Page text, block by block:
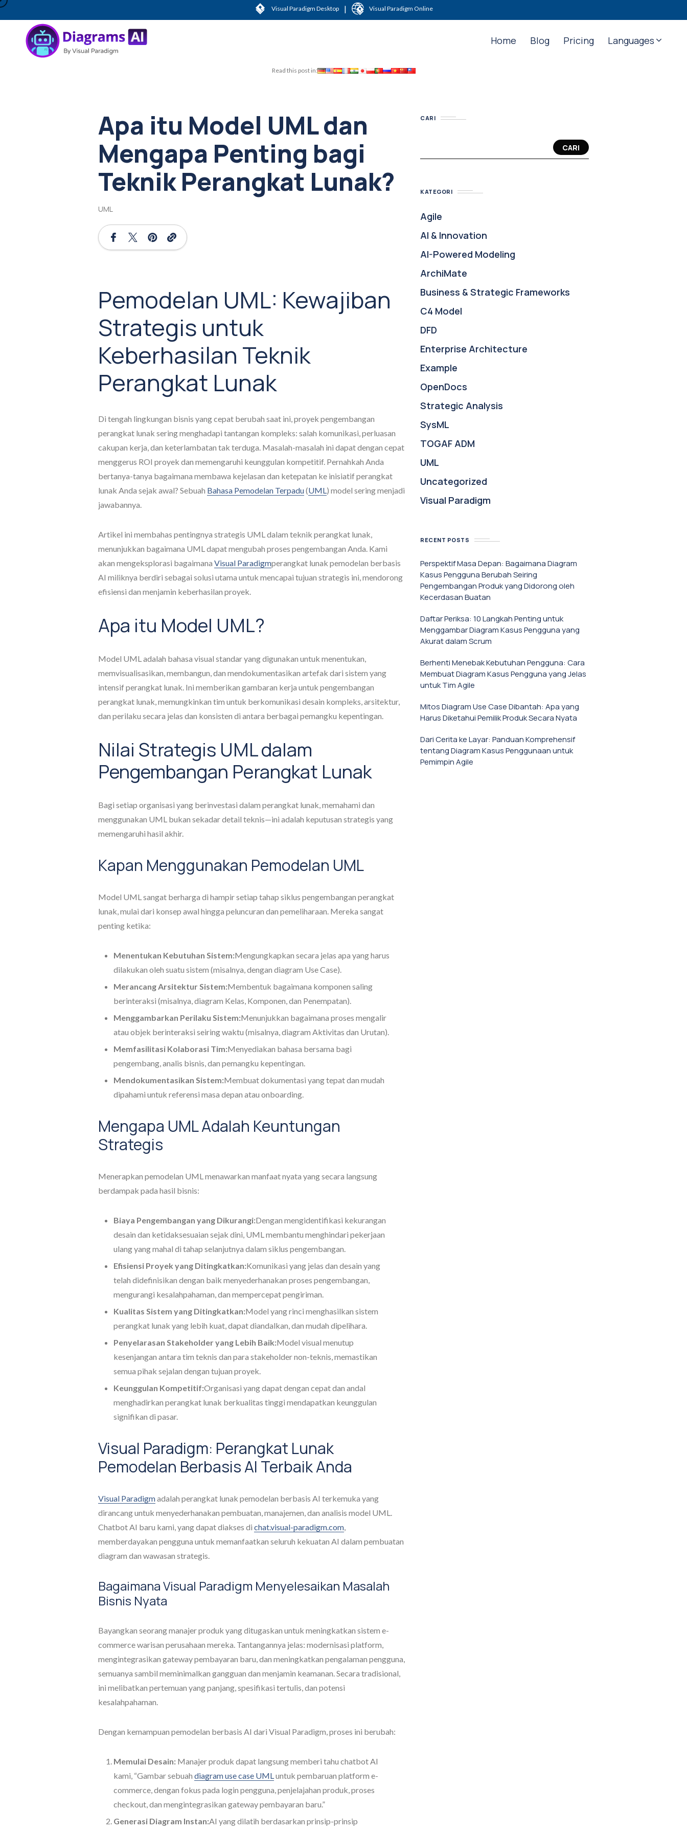
Visual Paradigm Desktop | Visual Paradigm Online
Home Blog Pricing Languages
Read this post in:
Apa itu Model UML dan
Mengapa Penting bagi
Teknik Perangkat Lunak?
UML
Pemodelan UML: Kewajiban
Strategis untuk
Keberhasilan Teknik
Perangkat Lunak
Di tengah lingkungan bisnis yang cepat berubah saat ini, proyek pengembangan
perangkat lunak sering menghadapi tantangan kompleks: salah komunikasi, perluasan
cakupan kerja, dan keterlambatan tak terduga. Masalah-masalah ini dapat dengan cepat
menggerus ROI proyek dan memengaruhi keunggulan kompetitif. Pernahkah Anda
bertanya-tanya bagaimana membawa kejelasan dan ketepatan ke inisiatif perangkat
lunak Anda sejak awal? Sebuah Bahasa Pemodelan Terpadu(UML) model sering menjadi
jawabannya.
Artikel ini membahas pentingnya strategis UML dalam teknik perangkat lunak,
menunjukkan bagaimana UML dapat mengubah proses pengembangan Anda. Kami
akan mengeksplorasi bagaimana Visual Paradigmperangkat lunak pemodelan berbasis
AI miliknya berdiri sebagai solusi utama untuk mencapai tujuan strategis ini, mendorong
efisiensi dan menjamin keberhasilan proyek.
Apa itu Model UML?
Model UML adalah bahasa visual standar yang digunakan untuk menentukan,
memvisualisasikan, membangun, dan mendokumentasikan artefak dari sistem yang
intensif perangkat lunak. Ini memberikan gambaran kerja untuk pengembangan
perangkat lunak, memungkinkan tim untuk berkomunikasi desain kompleks, arsitektur,
dan perilaku secara jelas dan konsisten di antara berbagai pemangku kepentingan.
Nilai Strategis UML dalam
Pengembangan Perangkat Lunak
Bagi setiap organisasi yang berinvestasi dalam perangkat lunak, memahami dan
menggunakan UML bukan sekadar detail teknis—ini adalah keputusan strategis yang
memengaruhi hasil akhir.
Kapan Menggunakan Pemodelan UML
Model UML sangat berharga di hampir setiap tahap siklus pengembangan perangkat
lunak, mulai dari konsep awal hingga peluncuran dan pemeliharaan. Mereka sangat
penting ketika:
Menentukan Kebutuhan Sistem:Mengungkapkan secara jelas apa yang harus
dilakukan oleh suatu sistem (misalnya, dengan diagram Use Case).
Merancang Arsitektur Sistem:Membentuk bagaimana komponen saling
berinteraksi (misalnya, diagram Kelas, Komponen, dan Penempatan).
Menggambarkan Perilaku Sistem:Menunjukkan bagaimana proses mengalir
atau objek berinteraksi seiring waktu (misalnya, diagram Aktivitas dan Urutan).
Memfasilitasi Kolaborasi Tim:Menyediakan bahasa bersama bagi
pengembang, analis bisnis, dan pemangku kepentingan.
Mendokumentasikan Sistem:Membuat dokumentasi yang tepat dan mudah
dipahami untuk referensi masa depan atau onboarding.
Mengapa UML Adalah Keuntungan
Strategis
Menerapkan pemodelan UML menawarkan manfaat nyata yang secara langsung
berdampak pada hasil bisnis:
Biaya Pengembangan yang Dikurangi:Dengan mengidentifikasi kekurangan
desain dan ketidaksesuaian sejak dini, UML membantu menghindari pekerjaan
ulang yang mahal di tahap selanjutnya dalam siklus pengembangan.
Efisiensi Proyek yang Ditingkatkan:Komunikasi yang jelas dan desain yang
telah didefinisikan dengan baik menyederhanakan proses pengembangan,
mengurangi kesalahpahaman, dan mempercepat pengiriman.
Kualitas Sistem yang Ditingkatkan:Model yang rinci menghasilkan sistem
perangkat lunak yang lebih kuat, dapat diandalkan, dan mudah dipelihara.
Penyelarasan Stakeholder yang Lebih Baik:Model visual menutup
kesenjangan antara tim teknis dan para stakeholder non-teknis, memastikan
semua pihak sejalan dengan tujuan proyek.
Keunggulan Kompetitif:Organisasi yang dapat dengan cepat dan andal
menghadirkan perangkat lunak berkualitas tinggi mendapatkan keunggulan
signifikan di pasar.
Visual Paradigm: Perangkat Lunak
Pemodelan Berbasis AI Terbaik Anda
Visual Paradigmadalah perangkat lunak pemodelan berbasis AI terkemuka yang
dirancang untuk menyederhanakan pembuatan, manajemen, dan analisis model UML.
Chatbot AI baru kami, yang dapat diakses di chat.visual-paradigm.com,
memberdayakan pengguna untuk memanfaatkan seluruh kekuatan AI dalam pembuatan
diagram dan wawasan strategis.
Bagaimana Visual Paradigm Menyelesaikan Masalah
Bisnis Nyata
Bayangkan seorang manajer produk yang ditugaskan untuk meningkatkan sistem e-
commerce warisan perusahaan mereka. Tantangannya jelas: modernisasi platform,
mengintegrasikan gateway pembayaran baru, dan meningkatkan pengalaman pengguna,
semuanya sambil meminimalkan gangguan dan menjamin keamanan. Secara tradisional,
ini melibatkan pertemuan yang panjang, spesifikasi tertulis, dan potensi
kesalahpahaman.
Dengan kemampuan pemodelan berbasis AI dari Visual Paradigm, proses ini berubah:
Memulai Desain: Manajer produk dapat langsung memberi tahu chatbot AI
kami, “Gambar sebuah diagram use case UMLuntuk pembaruan platform e-
commerce, dengan fokus pada login pengguna, penjelajahan produk, proses
checkout, dan mengintegrasikan gateway pembayaran baru.”
Generasi Diagram Instan:AI yang dilatih berdasarkan prinsip-prinsip
CARI
CARI
KATEGORI
Agile
AI & Innovation
AI-Powered Modeling
ArchiMate
Business & Strategic Frameworks
C4 Model
DFD
Enterprise Architecture
Example
OpenDocs
Strategic Analysis
SysML
TOGAF ADM
UML
Uncategorized
Visual Paradigm
RECENT POSTS
Perspektif Masa Depan: Bagaimana Diagram
Kasus Pengguna Berubah Seiring
Pengembangan Produk yang Didorong oleh
Kecerdasan Buatan
Daftar Periksa: 10 Langkah Penting untuk
Menggambar Diagram Kasus Pengguna yang
Akurat dalam Scrum
Berhenti Menebak Kebutuhan Pengguna: Cara
Membuat Diagram Kasus Pengguna yang Jelas
untuk Tim Agile
Mitos Diagram Use Case Dibantah: Apa yang
Harus Diketahui Pemilik Produk Secara Nyata
Dari Cerita ke Layar: Panduan Komprehensif
tentang Diagram Kasus Penggunaan untuk
Pemimpin Agile